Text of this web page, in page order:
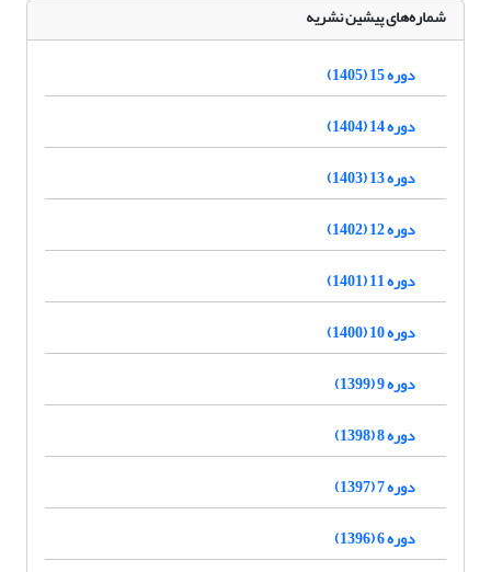
شماره‌های پیشین نشریه
دوره 15 (1405)
دوره 14 (1404)
دوره 13 (1403)
دوره 12 (1402)
دوره 11 (1401)
دوره 10 (1400)
دوره 9 (1399)
دوره 8 (1398)
دوره 7 (1397)
دوره 6 (1396)